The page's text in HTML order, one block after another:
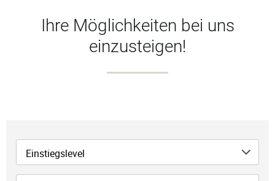
Ihre Möglichkeiten bei uns
einzusteigen!
Einstiegslevel